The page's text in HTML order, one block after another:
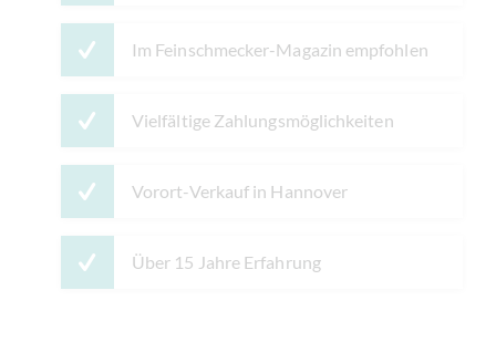
Im Feinschmecker-Magazin empfohlen
Vielfältige Zahlungsmöglichkeiten
Vorort-Verkauf in Hannover
Über 15 Jahre Erfahrung